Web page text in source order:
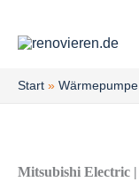
springen
Start Wärmepumpe
Mitsubishi Electric